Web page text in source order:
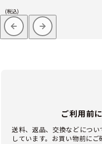
(税込)
ご利用前
送料、返品、交換などにつ
しています。お買い物前にご